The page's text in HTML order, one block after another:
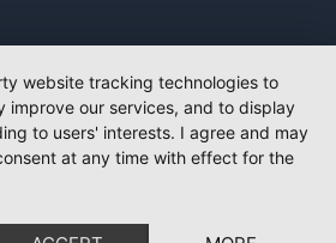
website tracking technologies to
improve our services, and to display
to users' interests. I agree and may
at any time with effect for the